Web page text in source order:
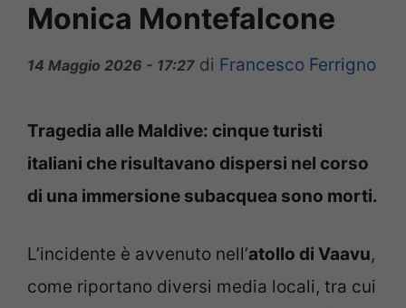
Monica Montefalcone
14 Maggio 2026 - 17:27 di Francesco Ferrigno
Tragedia alle Maldive: cinque turisti
italiani che risultavano dispersi nel corso
di una immersione subacquea sono morti.
L’incidente è avvenuto nell’atollo di Vaavu,
come riportano diversi media locali, tra cui